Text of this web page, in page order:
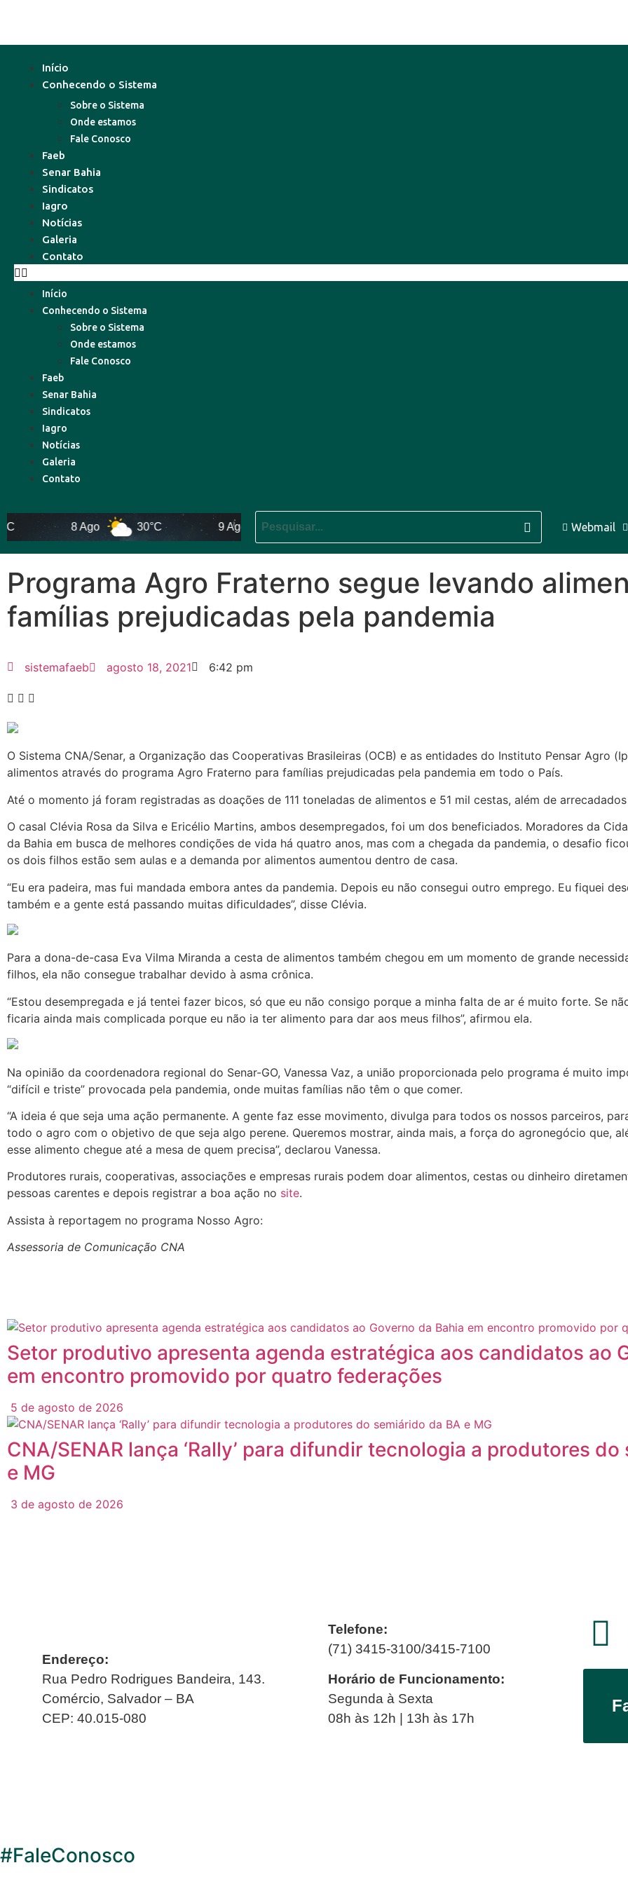
Início
Conhecendo o Sistema
Sobre o Sistema
Onde estamos
Fale Conosco
Faeb
Senar Bahia
Sindicatos
Iagro
Notícias
Galeria
Contato
Início
Conhecendo o Sistema
Sobre o Sistema
Onde estamos
Fale Conosco
Faeb
Senar Bahia
Sindicatos
Iagro
Notícias
Galeria
Contato
8 Ago 30°C 9 Ago 31°C 32°CWebmail
Programa Agro Fraterno segue levando
famílias prejudicadas pela pandemia
sistemafaeb agosto 18, 2021 6:42 pm
O Sistema CNA/Senar, a Organização das Cooperativas Brasileiras (OCB) e as entidades do Instituto Pensar Agro
alimentos através do programa Agro Fraterno para famílias prejudicadas pela pandemia em todo o País.
Até o momento já foram registradas as doações de 111 toneladas de alimentos e 51 mil cestas, além de
O casal Clévia Rosa da Silva e Ericélio Martins, ambos desempregados, foi um dos beneficiados. Moradores da
da Bahia em busca de melhores condições de vida há quatro anos, mas com a chegada da pandemia, o desafio
os dois filhos estão sem aulas e a demanda por alimentos aumentou dentro de casa.
“Eu era padeira, mas fui mandada embora antes da pandemia. Depois eu não consegui outro emprego. Eu fiquei
também e a gente está passando muitas dificuldades”, disse Clévia.
Para a dona-de-casa Eva Vilma Miranda a cesta de alimentos também chegou em um momento de grande
filhos, ela não consegue trabalhar devido à asma crônica.
“Estou desempregada e já tentei fazer bicos, só que eu não consigo porque a minha falta de ar é muito forte. Se
ficaria ainda mais complicada porque eu não ia ter alimento para dar aos meus filhos”, afirmou ela.
Na opinião da coordenadora regional do Senar-GO, Vanessa Vaz, a união proporcionada pelo programa é muito
“difícil e triste” provocada pela pandemia, onde muitas famílias não têm o que comer.
“A ideia é que seja uma ação permanente. A gente faz esse movimento, divulga para todos os nossos parceiros,
todo o agro com o objetivo de que seja algo perene. Queremos mostrar, ainda mais, a força do agronegócio que,
esse alimento chegue até a mesa de quem precisa”, declarou Vanessa.
Produtores rurais, cooperativas, associações e empresas rurais podem doar alimentos, cestas ou dinheiro
pessoas carentes e depois registrar a boa ação no site.
Assista à reportagem no programa Nosso Agro:
Assessoria de Comunicação CNA
Setor produtivo apresenta agenda estratégica aos candidatos ao
em encontro promovido por quatro federações
5 de agosto de 2026
CNA/SENAR lança ‘Rally’ para difundir tecnologia a produtores
e MG
3 de agosto de 2026
Endereço:
Rua Pedro Rodrigues Bandeira, 143.
Comércio, Salvador – BA
CEP: 40.015-080
Telefone:
(71) 3415-3100/3415-7100
Horário de Funcionamento:
Segunda à Sexta
08h às 12h | 13h às 17h
#FaleConosco